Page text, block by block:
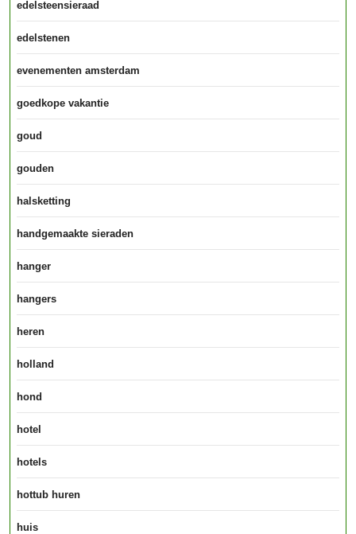
edelsteensieraad
edelstenen
evenementen amsterdam
goedkope vakantie
goud
gouden
halsketting
handgemaakte sieraden
hanger
hangers
heren
holland
hond
hotel
hotels
hottub huren
huis